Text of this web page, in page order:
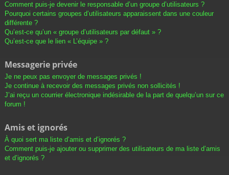
Comment puis-je devenir le responsable d’un groupe d’utilisateurs ?
Pourquoi certains groupes d’utilisateurs apparaissent dans une couleur
différente ?
Qu’est-ce qu’un « groupe d’utilisateurs par défaut » ?
Qu’est-ce que le lien « L’équipe » ?
Messagerie privée
Je ne peux pas envoyer de messages privés !
Je continue à recevoir des messages privés non sollicités !
J’ai reçu un courrier électronique indésirable de la part de quelqu’un sur ce
forum !
Amis et ignorés
À quoi sert ma liste d’amis et d’ignorés ?
Comment puis-je ajouter ou supprimer des utilisateurs de ma liste d’amis
et d’ignorés ?